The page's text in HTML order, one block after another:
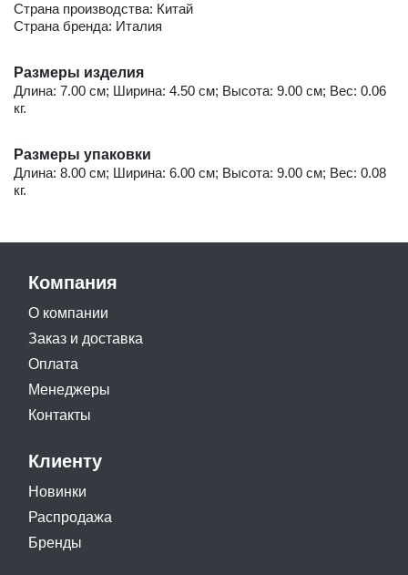
Страна производства: Китай
Страна бренда: Италия
Размеры изделия
Длина: 7.00 см; Ширина: 4.50 см; Высота: 9.00 см; Вес: 0.06
кг.
Размеры упаковки
Длина: 8.00 см; Ширина: 6.00 см; Высота: 9.00 см; Вес: 0.08
кг.
Компания
О компании
Заказ и доставка
Оплата
Менеджеры
Контакты
Клиенту
Новинки
Распродажа
Бренды